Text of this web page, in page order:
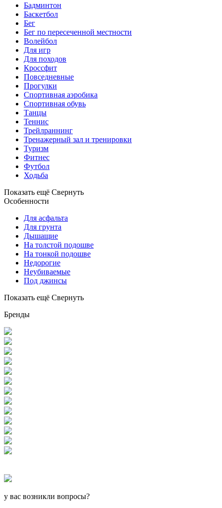
Бадминтон
Баскетбол
Бег
Бег по пересеченной местности
Волейбол
Для игр
Для походов
Кроссфит
Повседневные
Прогулки
Спортивная аэробика
Спортивная обувь
Танцы
Теннис
Трейлраннинг
Тренажерный зал и тренировки
Туризм
Фитнес
Футбол
Ходьба
Показать ещё Свернуть
Особенности
Для асфальта
Для грунта
Дышащие
На толстой подошве
На тонкой подошве
Недорогие
Неубиваемые
Под джинсы
Показать ещё Свернуть
Бренды
у вас возникли вопросы?